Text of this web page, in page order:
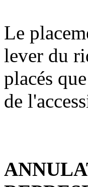
Le
lever du
placés
de